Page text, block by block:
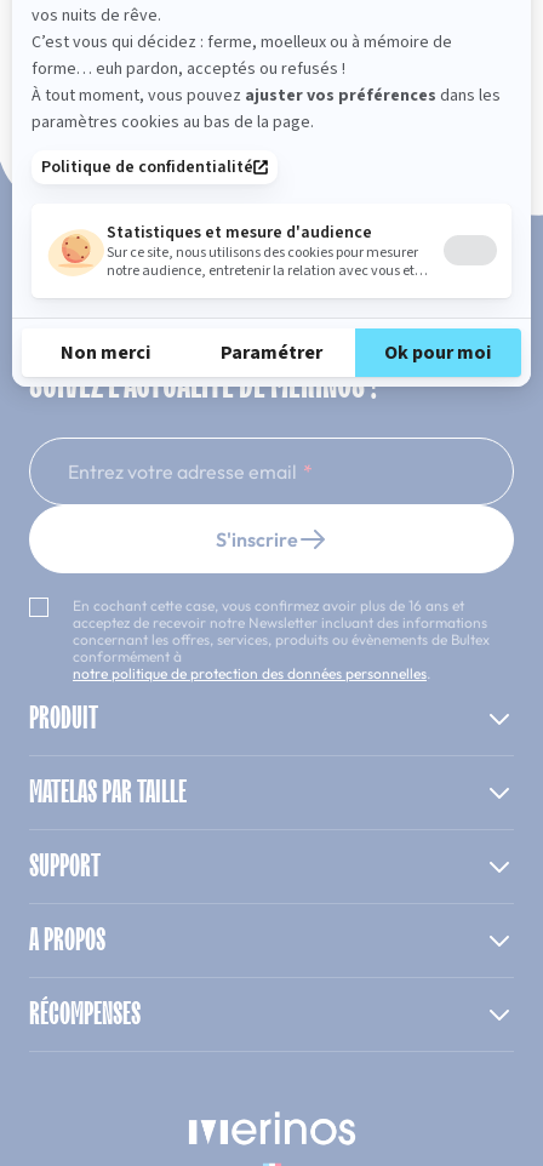
101 nuits d'essai*
Paiement en 3x ou 4x sans frais
SUIVEZ L'ACTUALITÉ DE MERINOS !
Entrez votre adresse email
S'inscrire
En cochant cette case, vous confirmez avoir plus de 16 ans et
acceptez de recevoir notre Newsletter incluant des informations
concernant les offres, services, produits ou évènements de Bultex
conformément à
notre politique de protection des données personnelles.
PRODUIT
MATELAS PAR TAILLE
SUPPORT
A PROPOS
RÉCOMPENSES